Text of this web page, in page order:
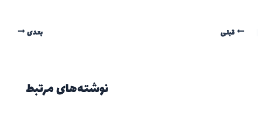
قبلی بعدی
نوشته‌های مرتبط